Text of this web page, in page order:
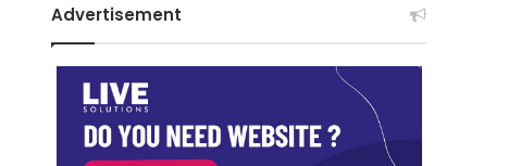
Advertisement